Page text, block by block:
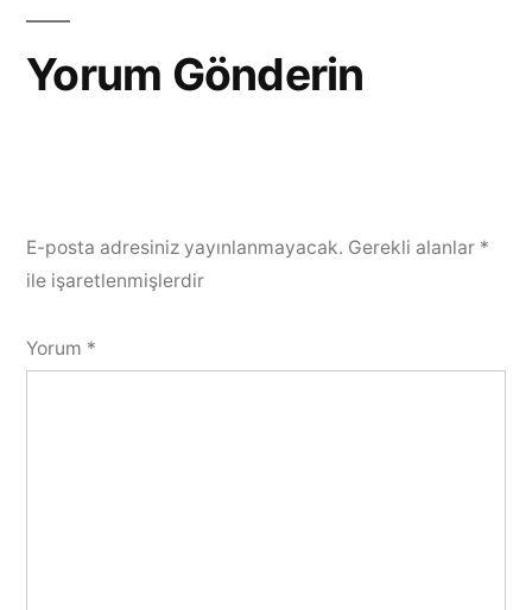
Yorum Gönderin
E-posta adresiniz yayınlanmayacak. Gerekli alanlar *
ile işaretlenmişlerdir
Yorum *